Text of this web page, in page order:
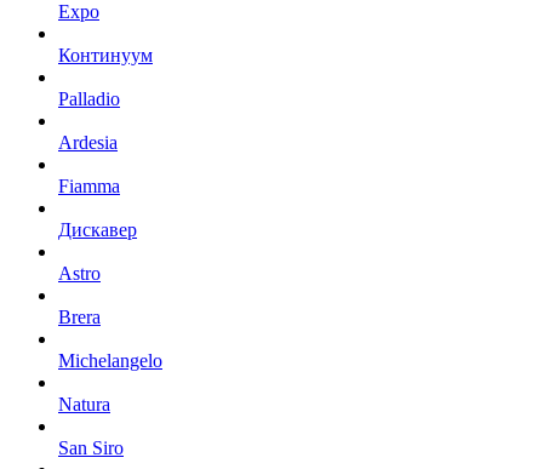
Expo
Континуум
Palladio
Ardesia
Fiamma
Дискавер
Astro
Brera
Michelangelo
Natura
San Siro